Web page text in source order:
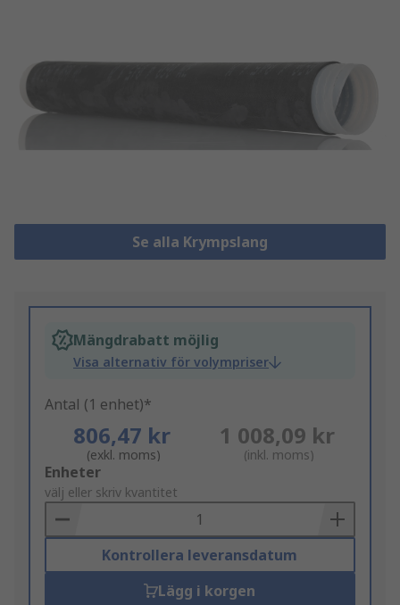
Se alla Krympslang
Mängdrabatt möjlig
Visa alternativ för volympriser
Antal (1 enhet)*
806,47 kr
(exkl. moms)
1 008,09 kr
(inkl. moms)
Add
to
Basket
Enheter
välj eller skriv kvantitet
Kontrollera leveransdatum
Lägg i korgen